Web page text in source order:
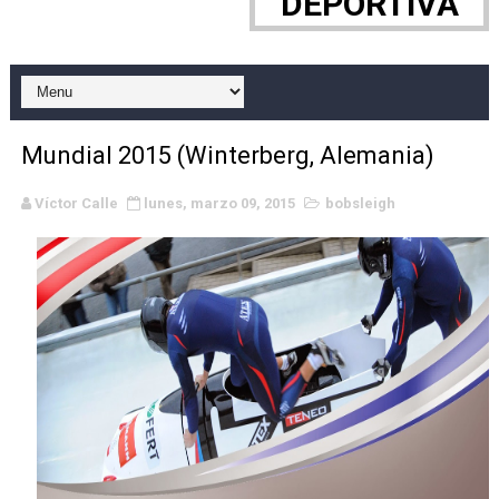
EFA y AFLE 2026 - Regular season
Grandes éxitos por fin para Chelsea Green, Chad
Campeonato de Europa de MTB 2026 (Monteceneri,
Máxima celebración en el último Impact! con Jason
Mundial de esgrima 2026 (Hong Kong) - La
Raquel Rodriguez es la nueva monarca
Athletes Unlimited Softball League 2026 - Las Utah
Mundial de piragüismo slalom 2026 (Oklahoma City,
Mundial 2015 (Winterberg, Alemania)
Víctor Calle lunes, marzo 09, 2015 bobsleigh